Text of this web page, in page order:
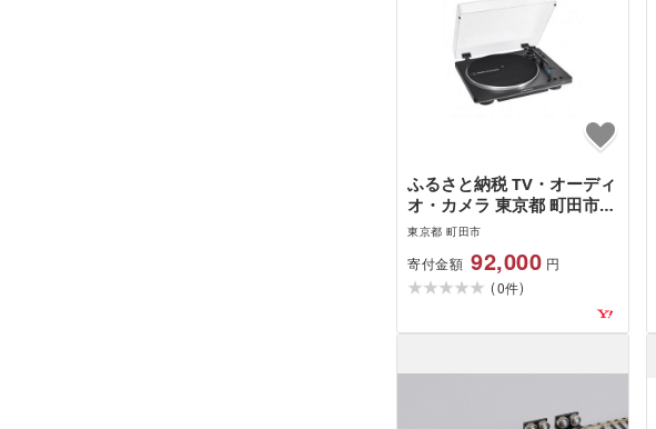
ふるさと納税 TV・オーディ
オ・カメラ 東京都 町田市
オーディオテクニカ ターン
ック/グレー) BG(ブラック/
グレー)
東京都 町田市
寄付金額 92,000 円
(0件)